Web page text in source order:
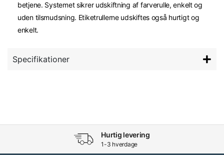
betjene. Systemet sikrer udskiftning af farverulle, enkelt og
uden tilsmudsning. Etiketrullerne udskiftes også hurtigt og
enkelt.
Specifikationer
Hurtig levering
1-3 hverdage